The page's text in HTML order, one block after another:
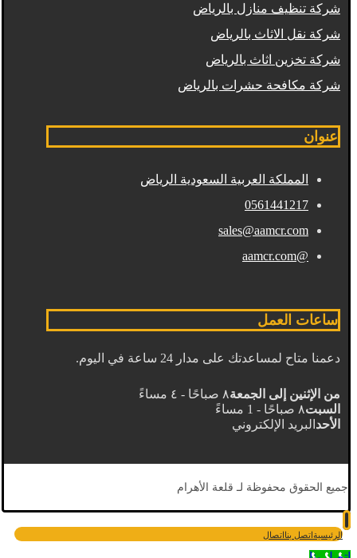
شركة تنظيف منازل بالرياض
شركة نقل الاثاث بالرياض
شركة تخزين اثاث بالرياض
شركة مكافحة حشرات بالرياض
عنوان
المملكة العربية السعودية الرياض
0561441217
sales@aamcr.com
@aamcr.com
ساعات العمل
دعمنا متاح لمساعدتك على مدار 24 ساعة في اليوم.
من الإثنين إلى الجمعة٨ صباحًا - ٤ مساءً
السبت٨ صباحًا - 1 مساءً
الأحد البريد الإلكتروني
جميع الحقوق محفوظة لـ قلعة الأهرام
الرئيسيةاتصل بنااتصال